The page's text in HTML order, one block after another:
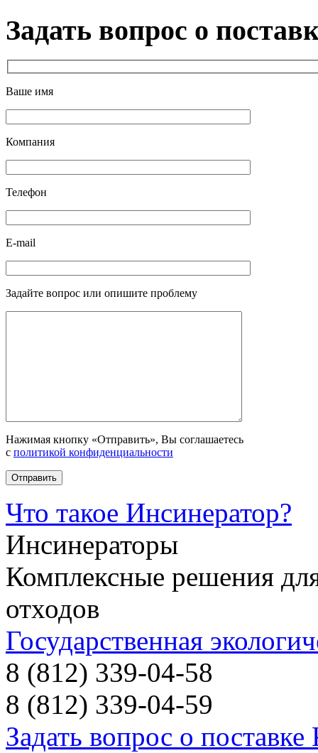
Задать вопрос о
Ваше имя
Компания
Телефон
E-mail
Задайте вопрос или опишите проблему
Нажимая кнопку «Отправить», Вы соглашаетесь
с политикой конфиденциальности
Что такое Инсинератор?
Инсинераторы
Комплексные решения
отходов
Государственная
8 (812) 339-04-58
8 (812) 339-04-59
Задать вопрос о